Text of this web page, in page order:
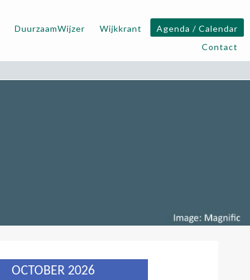
DuurzaamWijzer Wijkkrant
Agenda / Calendar
Contact
OCTOBER 2026